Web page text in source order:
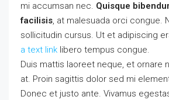
mi accumsan nec. Quisque
facilisis, at malesuada orci congue.
sollicitudin cursus. Ut et adipiscing
a text link libero tempus congue.
Duis mattis laoreet neque, et ornare
at. Proin sagittis dolor sed mi
Donec et justo ante. Vivamus